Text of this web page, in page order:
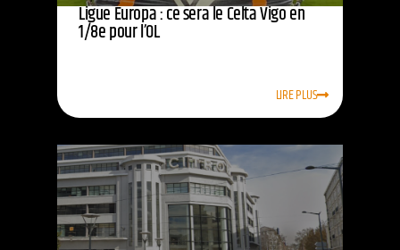
Ligue Europa : ce sera le Celta Vigo en
1/8e pour l’OL
LIRE PLUS